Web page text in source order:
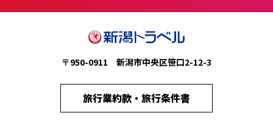
〒950-0911 新潟市中央区笹口2-12-3
旅行業約款・旅行条件書